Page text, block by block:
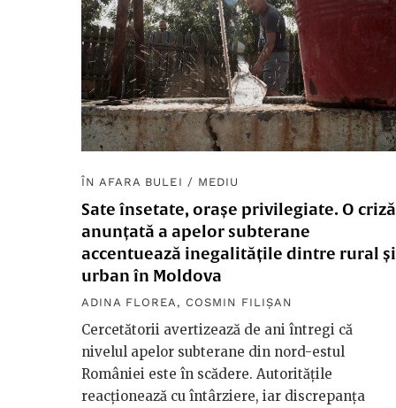
ÎN AFARA BULEI / MEDIU
Sate însetate, orașe privilegiate. O criză
anunțată a apelor subterane
accentuează inegalitățile dintre rural și
urban în Moldova
ADINA FLOREA , COSMIN FILIȘAN
Cercetătorii avertizează de ani întregi că
nivelul apelor subterane din nord-estul
României este în scădere. Autoritățile
reacționează cu întârziere, iar discrepanța